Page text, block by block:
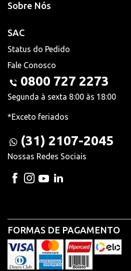
Sobre Nós
SAC
Status do Pedido
Fale Conosco
0800 727 2273
Segunda à sexta 8:00 às 18:00
*Exceto feriados
(31) 2107-2045
Nossas Redes Sociais
FORMAS DE PAGAMENTO